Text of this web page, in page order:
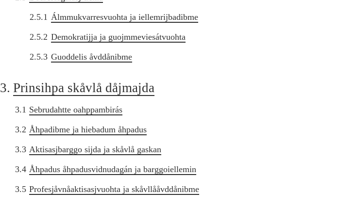
2.5.1 Álmmukvarresvuohta ja iellemrijbadibme
2.5.2 Demokratijja ja guojmmeviesátvuohta
2.5.3 Guoddelis åvddånibme
3. Prinsihpa skåvlå dåjmajda
3.1 Sebrudahtte oahppambirás
3.2 Åhpadibme ja hiebadum åhpadus
3.3 Aktisasjbarggo sijda ja skåvlå gaskan
3.4 Åhpadus åhpadusvidnudagán ja barggoiellemin
3.5 Profesjåvnåaktisasjvuohta ja skåvllååvddånibme